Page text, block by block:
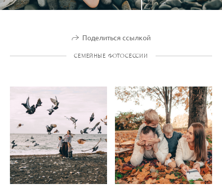
Поделиться ссылкой
СЕМЕЙНЫЕ ФОТОСЕССИИ